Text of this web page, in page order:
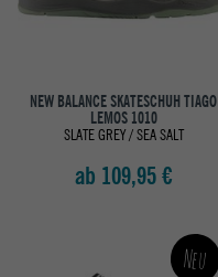
NEW BALANCE SKATESCHUH TIAGO
LEMOS 1010
SLATE GREY / SEA SALT
ab 109,95 €
Neu